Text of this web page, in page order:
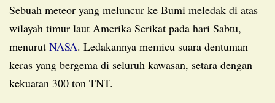
Sebuah meteor yang meluncur ke Bumi meledak di atas
wilayah timur laut Amerika Serikat pada hari Sabtu,
menurut NASA. Ledakannya memicu suara dentuman
keras yang bergema di seluruh kawasan, setara dengan
kekuatan 300 ton TNT.